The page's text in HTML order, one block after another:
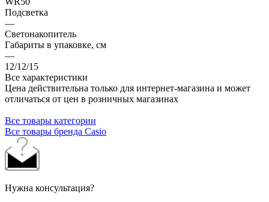
Подсветка
—
Светонакопитель
Габариты в упаковке, см
—
12/12/15
Все характеристики
Цена действительна только для интернет-магазина и может
отличаться от цен в розничных магазинах
Все товары категории
Все товары бренда Casio
Нужна консультация?